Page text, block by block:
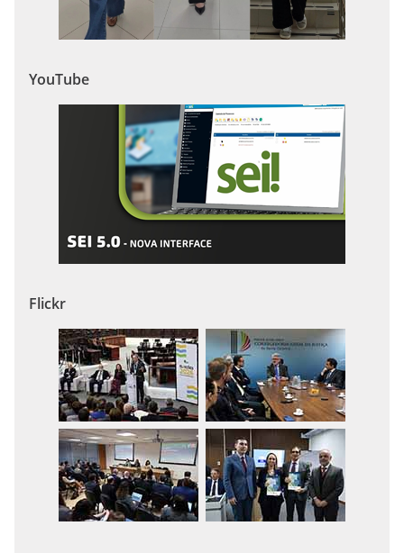
YouTube
Flickr